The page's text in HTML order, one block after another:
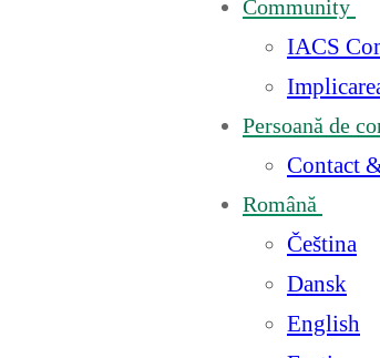
Community
IACS
Persoană de
Contact
Română
Čeština
Dansk
English